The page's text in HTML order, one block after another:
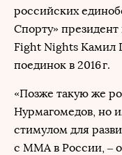
российских
Спорту»
Fight Nights Камил
поединок в 2016 г.
«Позже такую же
Нурмагомедов, но
стимулом для
с ММА в России, –